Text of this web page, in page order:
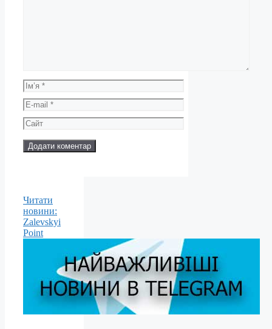
Ім’я
E-
mail
Сайт
Читати
новини:
Zalevskyi
Point